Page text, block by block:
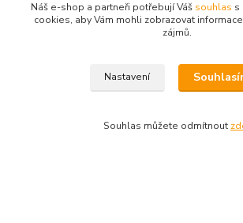
+420 222 718 046, volba
Náš e-shop a partneři potřebují Váš souhlas s
cookies, aby Vám mohli zobrazovat
zájmů.
Nastavení
Souhlas můžete odmítnout